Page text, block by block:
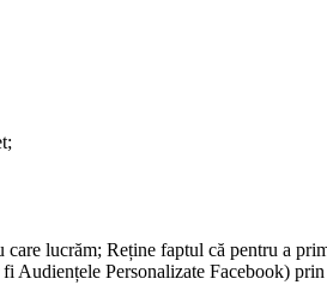
lucrăm; Reține faptul că pentru a
Audiențele Personalizate Facebook)